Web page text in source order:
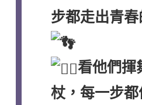
步都走出青春
看他們揮
杖，每一步都